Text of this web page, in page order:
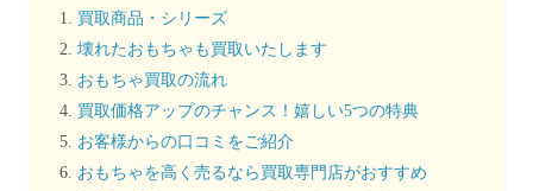
買取商品・シリーズ
壊れたおもちゃも買取いたします
おもちゃ買取の流れ
買取価格アップのチャンス！嬉しい5つの特典
お客様からの口コミをご紹介
おもちゃを高く売るなら買取専門店がおすすめ